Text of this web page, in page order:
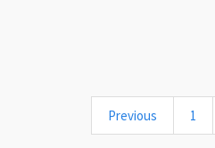
Previous 1